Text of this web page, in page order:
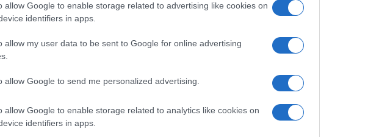
allow Google to enable storage related to advertising like cookies on
identifiers in apps.
allow my user data to be sent to Google for online advertising
allow Google to send me personalized advertising.
allow Google to enable storage related to analytics like cookies on
identifiers in apps.
θα βοηθήσει τα ταλαντούχα παιδιά να
των επίσημων ανακοινώσεων, οι οποίες
προκηρύξεων για τα νέα πρωταθλήματα.
του Πανεπιστημίου Πειραιά. Συνεργάστηκε
Πορεία της Κέρκυρας», ενώ από τις